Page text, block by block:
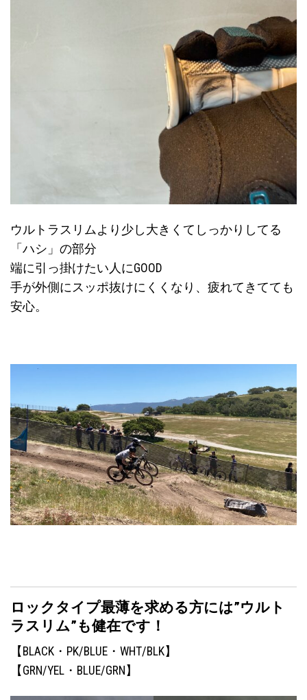
ウルトラスリムより少し大きくてしっかりしてる
「ハシ」の部分
端に引っ掛けたい人にGOOD
手が外側にスッポ抜けにくくなり、疲れてきてても
安心。
ロックタイプ最薄を求める方には”ウルト
ラスリム”も健在です！
【BLACK・PK/BLUE・WHT/BLK】
【GRN/YEL・BLUE/GRN】